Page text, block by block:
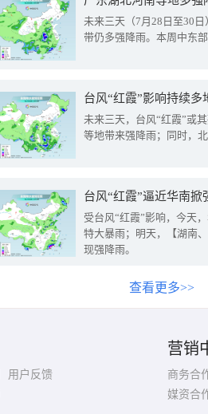
未来三天（7月28日至30
带仍多强降雨。本周中东
台风“红霞”影响持续
未来三天，台风“红霞”或
等地带来强降雨；同时，
台风“红霞”逼近华南
受台风“红霞”影响，今天
特大暴雨；明天，【湖南
现强降雨。
查看更多>>
用户反馈
营销
商务合
媒资合